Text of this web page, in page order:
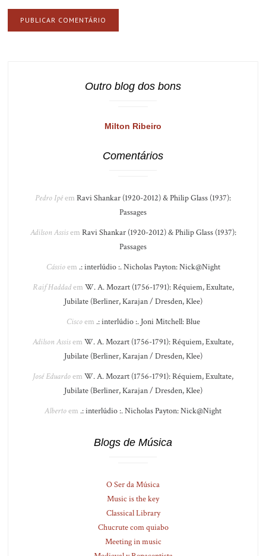
Outro blog dos bons
Milton Ribeiro
Comentários
Pedro Ipêem Ravi Shankar (1920-2012) & Philip Glass (1937):
Passages
Adilson Assisem Ravi Shankar (1920-2012) & Philip Glass (1937):
Passages
Cássioem .: interlúdio :. Nicholas Payton: Nick@Night
Raif Haddadem W. A. Mozart (1756-1791): Réquiem, Exultate,
Jubilate (Berliner, Karajan / Dresden, Klee)
Ciscoem .: interlúdio :. Joni Mitchell: Blue
Adilson Assisem W. A. Mozart (1756-1791): Réquiem, Exultate,
Jubilate (Berliner, Karajan / Dresden, Klee)
José Eduardoem W. A. Mozart (1756-1791): Réquiem, Exultate,
Jubilate (Berliner, Karajan / Dresden, Klee)
Albertoem .: interlúdio :. Nicholas Payton: Nick@Night
Blogs de Música
O Ser da Música
Music is the key
Classical Library
Chucrute com quiabo
Meeting in music